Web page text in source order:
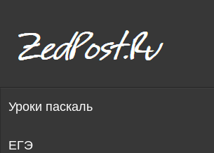
Уроки паскаль
ЕГЭ